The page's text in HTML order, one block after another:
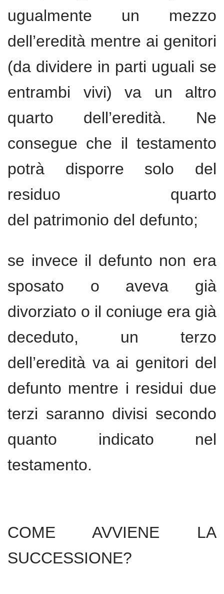
ugualmente un mezzo
dell’eredità mentre ai genitori
(da dividere in parti uguali se
entrambi vivi) va un altro
quarto dell’eredità. Ne
consegue che il testamento
potrà disporre solo del
residuo quarto
del patrimonio del defunto;
se invece il defunto non era
sposato o aveva già
divorziato o il coniuge era già
deceduto, un terzo
dell’eredità va ai genitori del
defunto mentre i residui due
terzi saranno divisi secondo
quanto indicato nel
testamento.
COME AVVIENE LA
SUCCESSIONE?